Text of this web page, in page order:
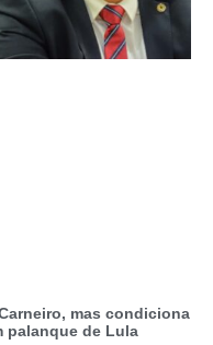
mas condiciona
palanque de Lula